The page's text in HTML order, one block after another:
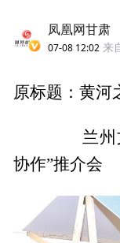
凤凰网甘肃
07-08 12:02 来
原标题：黄
兰州文旅
协作”推介会